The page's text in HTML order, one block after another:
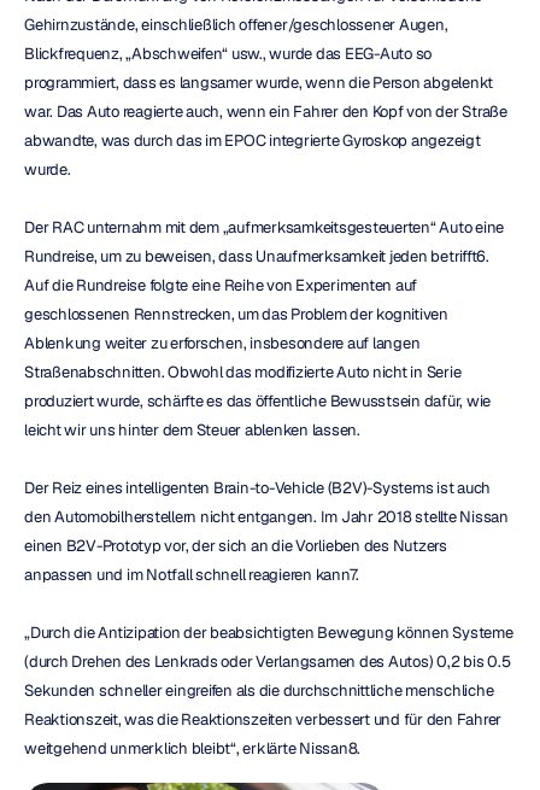
Gehirnzustände, einschließlich offener/geschlossener Augen,
Blickfrequenz, „Abschweifen“ usw., wurde das EEG-Auto so
programmiert, dass es langsamer wurde, wenn die Person abgelenkt
war. Das Auto reagierte auch, wenn ein Fahrer den Kopf von der Straße
abwandte, was durch das im EPOC integrierte Gyroskop angezeigt
wurde.
Der RAC unternahm mit dem „aufmerksamkeitsgesteuerten“ Auto eine
Rundreise, um zu beweisen, dass Unaufmerksamkeit jeden betrifft6.
Auf die Rundreise folgte eine Reihe von Experimenten auf
geschlossenen Rennstrecken, um das Problem der kognitiven
Ablenkung weiter zu erforschen, insbesondere auf langen
Straßenabschnitten. Obwohl das modifizierte Auto nicht in Serie
produziert wurde, schärfte es das öffentliche Bewusstsein dafür, wie
leicht wir uns hinter dem Steuer ablenken lassen.
Der Reiz eines intelligenten Brain-to-Vehicle (B2V)-Systems ist auch
den Automobilherstellern nicht entgangen. Im Jahr 2018 stellte Nissan
einen B2V-Prototyp vor, der sich an die Vorlieben des Nutzers
anpassen und im Notfall schnell reagieren kann7.
„Durch die Antizipation der beabsichtigten Bewegung können Systeme
(durch Drehen des Lenkrads oder Verlangsamen des Autos) 0,2 bis 0.5
Sekunden schneller eingreifen als die durchschnittliche menschliche
Reaktionszeit, was die Reaktionszeiten verbessert und für den Fahrer
weitgehend unmerklich bleibt“, erklärte Nissan8.